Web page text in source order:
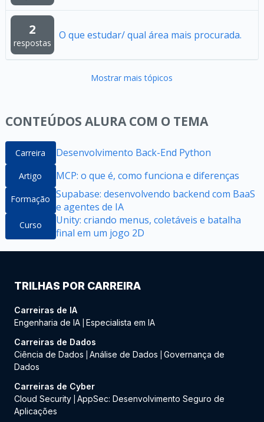
2
respostas
O que estudar/ qual área mais procurada.
Mostrar mais tópicos
CONTEÚDOS ALURA COM O TEMA
Carreira Desenvolvimento Back-End Python
Artigo MCP: o que é, como funciona e diferenças
Formação Supabase: desenvolvendo backend com BaaS
e agentes de IA
Curso
Unity: criando menus, coletáveis e batalha
final em um jogo 2D
TRILHAS POR CARREIRA
Carreiras de IA
Engenharia de IA Especialista em IA
Carreiras de Dados
Ciência de Dados
Análise de Dados
Governança de
Dados
Carreiras de Cyber
Cloud Security AppSec: Desenvolvimento Seguro de
Aplicações